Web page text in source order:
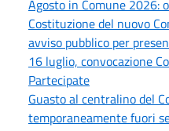
Agosto in Comune 2026:
Costituzione del nuovo
avviso pubblico per
16 luglio, convocazione
Partecipate
Guasto al centralino del
temporaneamente fuori